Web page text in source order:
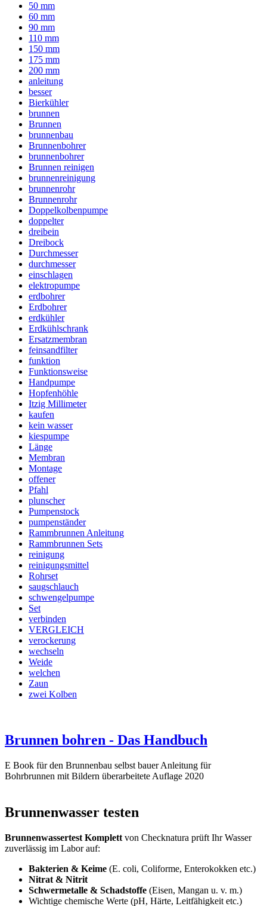
50 mm
60 mm
90 mm
110 mm
150 mm
175 mm
200 mm
anleitung
besser
Bierkühler
brunnen
Brunnen
brunnenbau
Brunnenbohrer
brunnenbohrer
Brunnen reinigen
brunnenreinigung
brunnenrohr
Brunnenrohr
Doppelkolbenpumpe
doppelter
dreibein
Dreibock
Durchmesser
durchmesser
einschlagen
elektropumpe
erdbohrer
Erdbohrer
erdkühler
Erdkühlschrank
Ersatzmembran
feinsandfilter
funktion
Funktionsweise
Handpumpe
Hopfenhöhle
Itzig Millimeter
kaufen
kein wasser
kiespumpe
Länge
Membran
Montage
offener
Pfahl
plunscher
Pumpenstock
pumpenständer
Rammbrunnen Anleitung
Rammbrunnen Sets
reinigung
reinigungsmittel
Rohrset
saugschlauch
schwengelpumpe
Set
verbinden
VERGLEICH
verockerung
wechseln
Weide
welchen
Zaun
zwei Kolben
Brunnen bohren - Das Handbuch
E Book für den Brunnenbau selbst bauer Anleitung für
Bohrbrunnen mit Bildern überarbeitete Auflage 2020
Brunnenwasser testen
Brunnenwassertest Komplett von Checknatura prüft Ihr Wasser
zuverlässig im Labor auf:
Bakterien & Keime (E. coli, Coliforme, Enterokokken etc.)
Nitrat & Nitrit
Schwermetalle & Schadstoffe (Eisen, Mangan u. v. m.)
Wichtige chemische Werte (pH, Härte, Leitfähigkeit etc.)